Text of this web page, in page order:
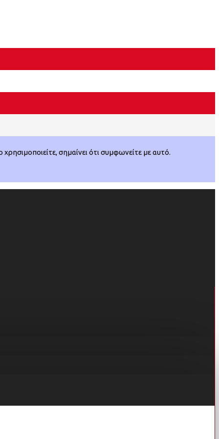
σημαίνει ότι συμφωνείτε με αυτό.